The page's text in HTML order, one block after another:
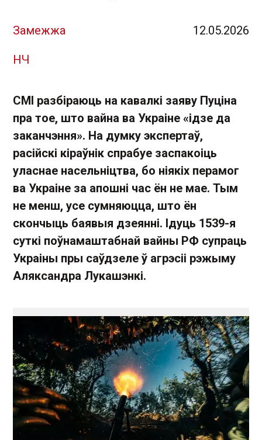
Замежжа 12.05.2026
НЧ
СМІ разбіраюць на кавалкі заяву Пуціна
пра тое, што вайна ва Украіне «ідзе да
заканчэння». На думку экспертаў,
расійскі кіраўнік спрабуе заспакоіць
уласнае насельніцтва, бо ніякіх перамог
ва Украіне за апошні час ён не мае. Тым
не менш, усе сумняюцца, што ён
скончыць баявыя дзеянні. Ідуць 1539-я
суткі поўнамаштабнай вайны РФ супраць
Украіны пры саўдзеле ў агрэсіі рэжыму
Аляксандра Лукашэнкі.